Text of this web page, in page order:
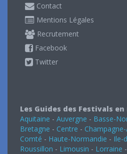
Contact
Mentions Légales
Recrutement
Facebook
Twitter
Les Guides des Festivals
Aquitaine - Auvergne - Basse-
Bretagne - Centre -
Comté - Haute-Normandie - Ile-
Roussillon - Limousin - Lorraine -